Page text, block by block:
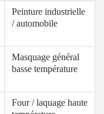
Peinture industrielle
/ automobile
Masquage général
basse température
Four / laquage haute